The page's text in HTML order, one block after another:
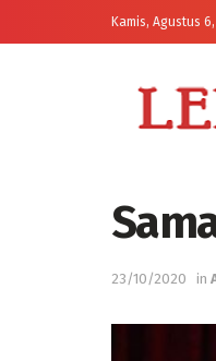
Kamis, Agustus
23/10/2020 in